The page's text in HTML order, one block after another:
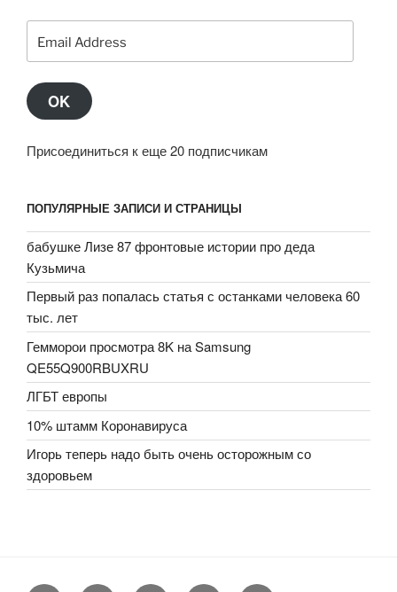
Address
OK
Присоединиться к еще 20 подписчикам
ПОПУЛЯРНЫЕ ЗАПИСИ И СТРАНИЦЫ
бабушке Лизе 87 фронтовые истории про деда
Кузьмича
Первый раз попалась статья с останками человека 60
тыс. лет
Гемморои просмотра 8K на Samsung
QE55Q900RBUXRU
ЛГБТ европы
10% штамм Коронавируса
Игорь теперь надо быть очень осторожным со
здоровьем